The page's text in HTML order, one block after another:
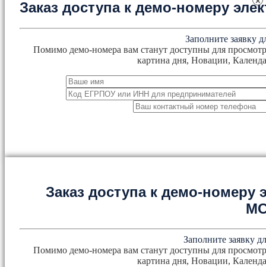
Заказ доступа к демо-номеру
Заполните заявку
Помимо демо-номера вам станут доступны для
картина дня, Новации,
Заказ доступа к демо-номеру
Заполните заявку
Помимо демо-номера вам станут доступны для
картина дня, Новации,